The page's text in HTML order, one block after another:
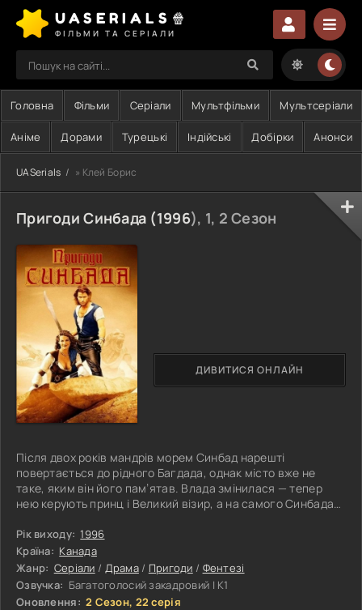
UASERIALS🍿
ФІЛЬМИ ТА СЕРІАЛИ
Головна Фільми Серіали Мультфільми Мультсеріали
Аніме Дорами Турецькі Індійські Добірки Анонси
UASerials » Клей Борис
Пригоди Синбада (1996), 1, 2 Сезон
Після двох років мандрів морем Синбад нарешті
повертається до рідного Багдада, однак місто вже не
таке, яким він його пам’ятав. Влада змінилася — тепер
нею керують принц і Великий візир, а на самого Синбада
йому загрожує страта. Ситуація набуває неочікуваного
повороту, коли з’являється новина про викрадення
принцеси Адени. Її забрав таємничий Турок, і лише
Синбаду відоме місце, де його можна знайти. Отримавши
шанс уникнути страти, Синбад
Рік виходу: 1996
Країна: Канада
Жанр: Серіали / Драма/ Пригоди / Фентезі
Озвучка: Багатоголосий закадровий | К1
Оновлення: 2 Сезон, 22 серія
ДИВИТИСЯ ОНЛАЙН